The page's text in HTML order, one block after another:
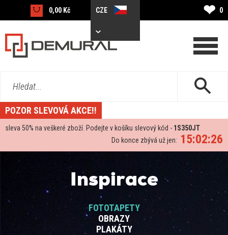
0,00 Kč CZE ❤ 0
Hledat...
POZOR SLEVOVÁ AKCE!!
sleva 50% na veškeré zboží. Podejte v košíku slevový kód - 1S350JT
15:02:25
Do konce zbývá už jen:
Inspirace
FOTOTAPETY
OBRAZY
PLAKÁTY